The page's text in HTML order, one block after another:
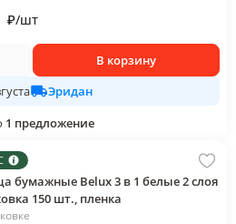
₽/шт
В корзину
Эридан
1 предложение
бумажные Belux 3 в 1 белые 2 слоя
150 шт., пленка